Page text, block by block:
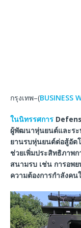
กรุงเทพ–(BUSINESS
ในนิทรรศการ
ผู้พัฒนาหุ่นยนต์และระ
ยานรบหุ่นยนต์ต่อสู้อัต
ช่วยเพิ่มประสิทธิภาพ
สนามรบ เช่น การอพ
ความต้องการกำลังค